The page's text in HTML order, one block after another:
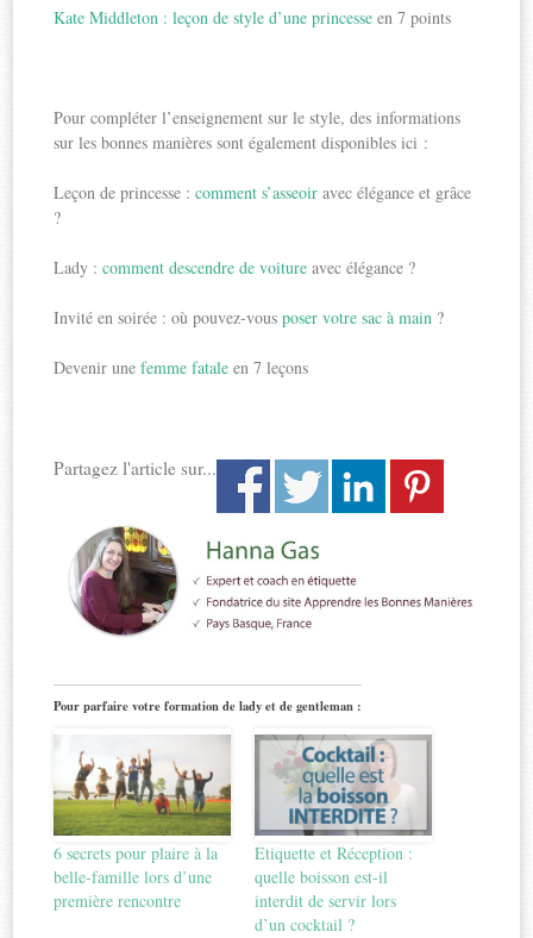
Kate Middleton : leçon de style d’une princesse en 7 points
Pour compléter l’enseignement sur le style, des informations
sur les bonnes manières sont également disponibles ici :
Leçon de princesse :comment s’asseoir avec élégance et grâce
?
Lady :comment descendre de voiture avec élégance ?
Invité en soirée : où pouvez-vousposer votre sac à main ?
Devenir unefemme fatale en 7 leçons
Partagez l'article sur...
Pour parfaire votre formation de lady et de gentleman :
6 secrets pour plaire à la
belle-famille lors d’une
première rencontre
Etiquette et Réception :
quelle boisson est-il
interdit de servir lors
d’un cocktail ?